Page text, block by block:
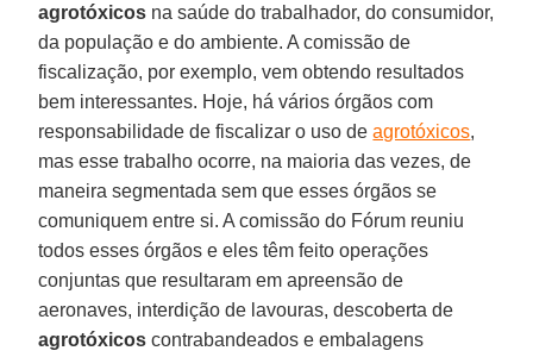
agrotóxicos na saúde do trabalhador, do consumidor,
da população e do ambiente. A comissão de
fiscalização, por exemplo, vem obtendo resultados
bem interessantes. Hoje, há vários órgãos com
responsabilidade de fiscalizar o uso deagrotóxicos,
mas esse trabalho ocorre, na maioria das vezes, de
maneira segmentada sem que esses órgãos se
comuniquem entre si. A comissão do Fórum reuniu
todos esses órgãos e eles têm feito operações
conjuntas que resultaram em apreensão de
aeronaves, interdição de lavouras, descoberta de
agrotóxicos contrabandeados e embalagens